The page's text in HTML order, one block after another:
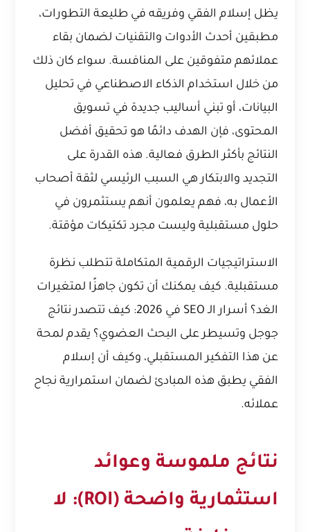
يظل إسلام الفقي وفريقه في طليعة التطورات،
مطبقين أحدث الأدوات والتقنيات لضمان بقاء
عملائهم متفوقين على المنافسة. سواء كان ذلك
من خلال استخدام الذكاء الاصطناعي في تحليل
البيانات، أو تبني أساليب جديدة في تسويق
المحتوى، فإن الهدف دائمًا هو تحقيق أفضل
النتائج بأكثر الطرق فعالية. هذه القدرة على
التجديد والابتكار هي السبب الرئيسي لثقة أصحاب
الأعمال به، فهم يعلمون أنهم يستثمرون في
حلول مستقبلية وليست مجرد تكتيكات مؤقتة.
الاستراتيجيات الرقمية المتكاملة تتطلب نظرة
مستقبلية. كيف يمكنك أن تكون جاهزًا لمتغيرات
الغد؟
أسرار الـ SEO في 2026: كيف تتصدر نتائج
جوجل وتسيطر على البحث العضوي؟ يقدم لمحة
عن هذا التفكير المستقبلي، وكيف أن إسلام
الفقي يطبق هذه المبادئ لضمان استمرارية نجاح
عملائه.
نتائج ملموسة وعوائد
استثمارية واضحة (ROI): لا